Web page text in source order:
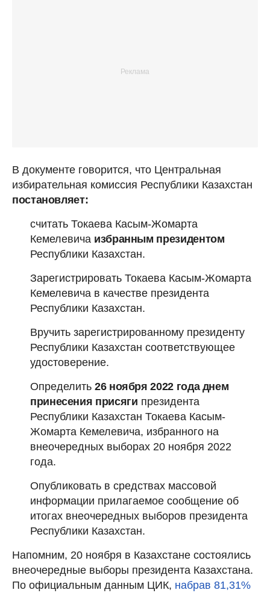
В документе говорится, что Центральная
избирательная комиссия Республики Казахстан
постановляет:
считать Токаева Касым-Жомарта
Кемелевича избранным президентом
Республики Казахстан.
Зарегистрировать Токаева Касым-Жомарта
Кемелевича в качестве президента
Республики Казахстан.
Вручить зарегистрированному президенту
Республики Казахстан соответствующее
удостоверение.
Определить 26 ноября 2022 года днем
принесения присяги президента
Республики Казахстан Токаева Касым-
Жомарта Кемелевича, избранного на
внеочередных выборах 20 ноября 2022
года.
Опубликовать в средствах массовой
информации прилагаемое сообщение об
итогах внеочередных выборов президента
Республики Казахстан.
Напомним, 20 ноября в Казахстане состоялись
внеочередные выборы президента Казахстана.
По официальным данным ЦИК, набрав 81,31%